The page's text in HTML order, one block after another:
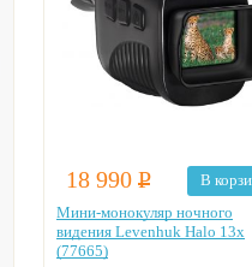
18 990 Р
В
Мини-монокуляр ночного
видения Levenhuk Halo 13x
(77665)